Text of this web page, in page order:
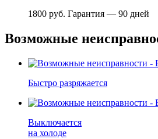
1800 руб. Гарантия — 90 дней
Возможные
Быстро разряжается
Выключается
на холоде